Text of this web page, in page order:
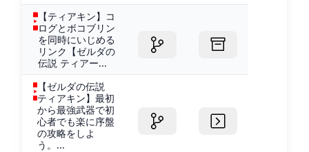
【ティアキン】コ
ログとボコブリン
を同時にいじめる
リンク【ゼルダの
伝説 ティアー...
【ゼルダの伝説
ティアキン】最初
から最強武器で初
心者でも楽に序盤
の攻略をしよ
う。...